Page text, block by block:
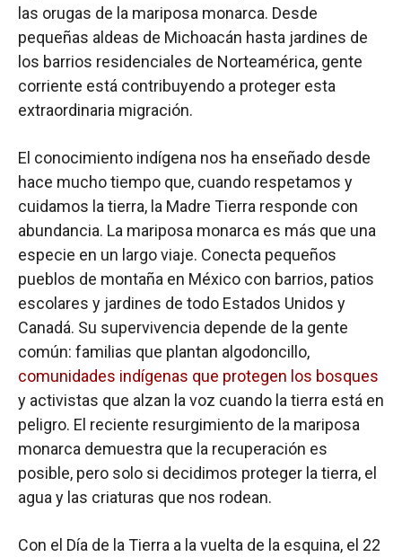
las orugas de la mariposa monarca. Desde
pequeñas aldeas de Michoacán hasta jardines de
los barrios residenciales de Norteamérica, gente
corriente está contribuyendo a proteger esta
extraordinaria migración.
El conocimiento indígena nos ha enseñado desde
hace mucho tiempo que, cuando respetamos y
cuidamos la tierra, la Madre Tierra responde con
abundancia. La mariposa monarca es más que una
especie en un largo viaje. Conecta pequeños
pueblos de montaña en México con barrios, patios
escolares y jardines de todo Estados Unidos y
Canadá. Su supervivencia depende de la gente
común: familias que plantan algodoncillo,
comunidades indígenas que protegen los bosques
y activistas que alzan la voz cuando la tierra está en
peligro. El reciente resurgimiento de la mariposa
monarca demuestra que la recuperación es
posible, pero solo si decidimos proteger la tierra, el
agua y las criaturas que nos rodean.
Con el Día de la Tierra a la vuelta de la esquina, el 22